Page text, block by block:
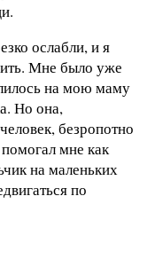
ослабли, и я
Мне было уже
на мою маму
Но она,
безропотно
мне как
на маленьких
по